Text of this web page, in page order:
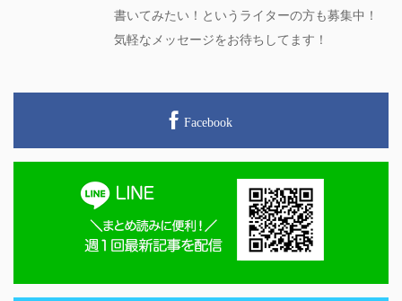
書いてみたい！というライターの方も募集中！
気軽なメッセージをお待ちしてます！
Facebook